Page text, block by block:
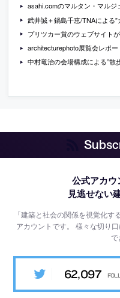
asahi.comのマルタン・マルジ
武井誠＋鍋島千恵/TNAによる”
プリツカー賞のウェブサイト
architecturephoto展覧会レポート”ひと
中村竜治の会場構成による”散歩 – ミ
公式アカウ
見逃せない
「建築と社会の関係を視覚化
アカウントです。様々な切り
で
62,097